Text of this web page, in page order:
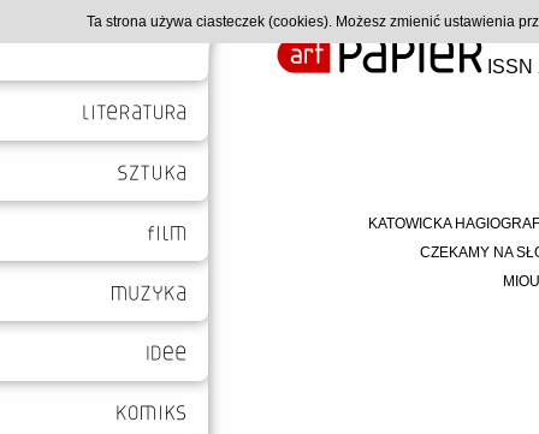
KATOWICKA
CZEKAMY NA
Ta strona używa ciasteczek (cookies). Możesz zmienić ustawienia